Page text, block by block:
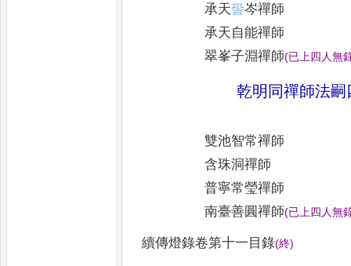
承天𧦬岑禪師
承天自能禪師
翠峯子淵禪師(已上四人無
乾明同禪師法嗣
雙池智常禪師
含珠洞禪師
普寧常瑩禪師
南臺善圓禪師(已上四人無
續傳燈錄卷第十一目錄(終)